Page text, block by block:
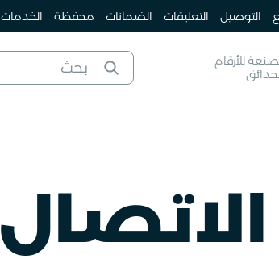
التوصيل التعليقات الضمانات محفظة الخدمات
للأرقام